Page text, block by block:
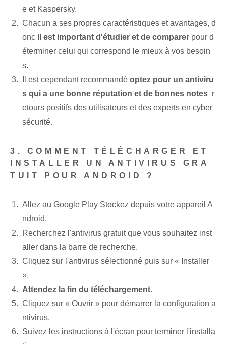
e et Kaspersky.
Chacun a ses propres caractéristiques et avantages, d
onc
Il est important d'étudier et de comparer pour d
éterminer celui qui correspond le mieux à vos besoin
s.
Il est cependant recommandé optez pour un antiviru
s ‌qui ⁤a une bonne réputation et de bonnes notes ⁤ r
etours positifs des utilisateurs et des experts en cyber
sécurité.
3. COMMENT TÉLÉCHARGER ET
INSTALLER UN ANTIVIRUS GRA
TUIT POUR ANDROID ?
Allez au Google Play Stockez depuis votre appareil A
ndroid.
Recherchez l'antivirus gratuit que vous souhaitez inst
aller dans la barre de recherche.
Cliquez sur l'antivirus sélectionné puis sur « Installer
».
Attendez la fin du téléchargement.
Cliquez sur « Ouvrir » pour démarrer la configuration a
ntivirus.
Suivez les instructions à l'écran pour terminer l'installa